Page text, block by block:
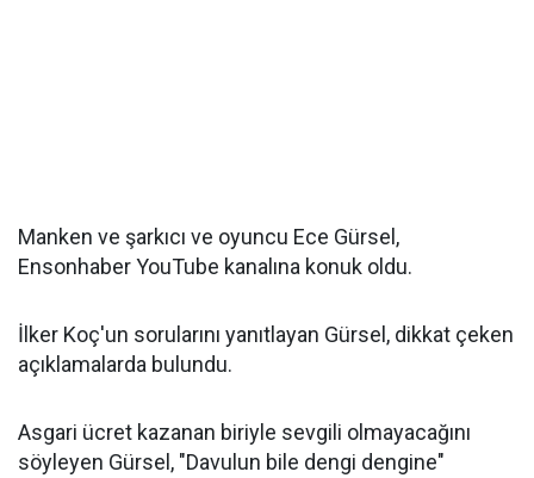
Manken ve şarkıcı ve oyuncu Ece Gürsel,
Ensonhaber YouTube kanalına konuk oldu.
İlker Koç'un sorularını yanıtlayan Gürsel, dikkat çeken
açıklamalarda bulundu.
Asgari ücret kazanan biriyle sevgili olmayacağını
söyleyen Gürsel, "Davulun bile dengi dengine"